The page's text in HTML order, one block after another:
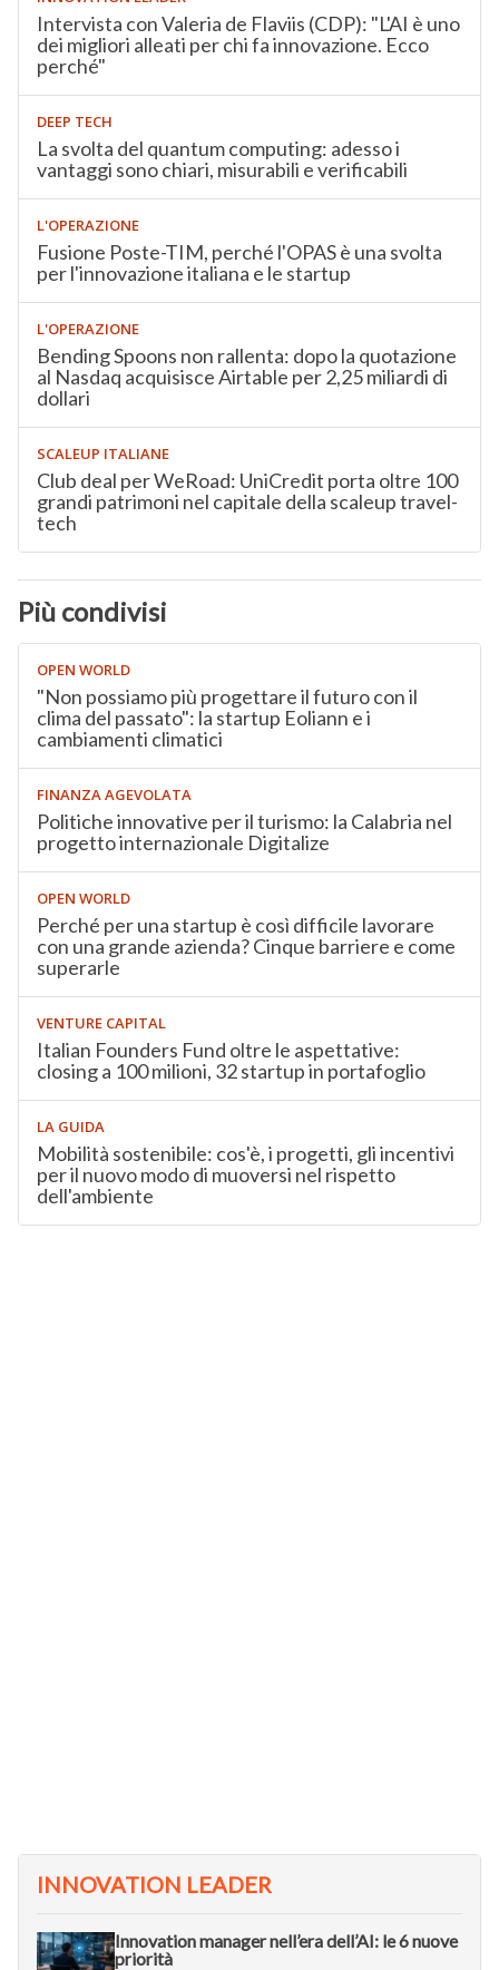
Intervista con Valeria de Flaviis (CDP): "L'AI è uno
dei migliori alleati per chi fa innovazione. Ecco
perché"
DEEP TECH
La svolta del quantum computing: adesso i
vantaggi sono chiari, misurabili e verificabili
L'OPERAZIONE
Fusione Poste-TIM, perché l'OPAS è una svolta
per l'innovazione italiana e le startup
L'OPERAZIONE
Bending Spoons non rallenta: dopo la quotazione
al Nasdaq acquisisce Airtable per 2,25 miliardi di
dollari
SCALEUP ITALIANE
Club deal per WeRoad: UniCredit porta oltre 100
grandi patrimoni nel capitale della scaleup travel-
tech
Più condivisi
OPEN WORLD
"Non possiamo più progettare il futuro con il
clima del passato": la startup Eoliann e i
cambiamenti climatici
FINANZA AGEVOLATA
Politiche innovative per il turismo: la Calabria nel
progetto internazionale Digitalize
OPEN WORLD
Perché per una startup è così difficile lavorare
con una grande azienda? Cinque barriere e come
superarle
VENTURE CAPITAL
Italian Founders Fund oltre le aspettative:
closing a 100 milioni, 32 startup in portafoglio
LA GUIDA
Mobilità sostenibile: cos'è, i progetti, gli incentivi
per il nuovo modo di muoversi nel rispetto
dell'ambiente
INNOVATION LEADER
Innovation manager nell’era dell’AI: le 6 nuove
priorità